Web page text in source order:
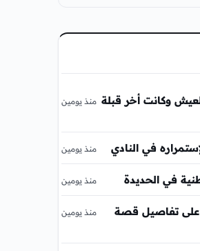
وكانت أخر قبلة منذ يومين
في النادي منذ يومين
في الحديدة منذ يومين
تعرف على تفاصيل قصة
منذ يومين